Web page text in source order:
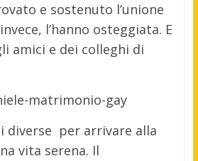
e sostenuto l’unione
l’hanno osteggiata. E
amici e dei colleghi di
diverse per arrivare alla
vita serena. Il